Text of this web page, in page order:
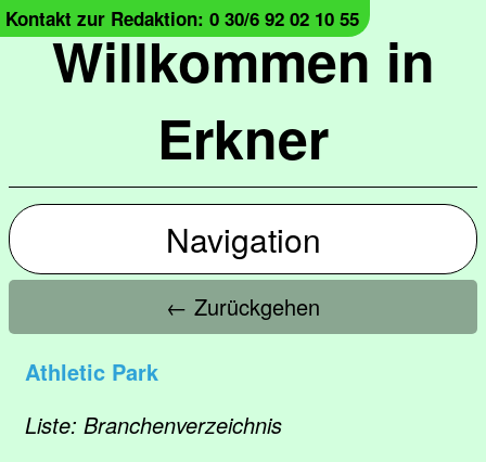
Willkommen in
Erkner
Kontakt zur Redaktion: 0 30/6 92 02 10 55
Navigation
← Zurückgehen
Athletic Park
Liste: Branchenverzeichnis